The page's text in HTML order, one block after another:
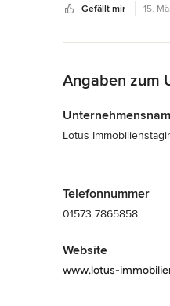
Gefällt mir 15.
Angaben zum
Lotus
Telefonnummer
01573 7865858
Website
www.lotus-